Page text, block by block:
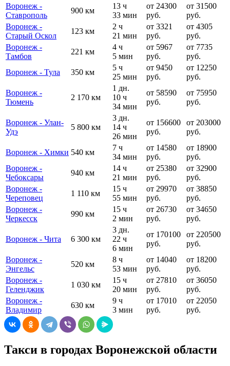
Воронеж -
Ставрополь
900 км
13 ч
33 мин
от 24300
руб.
от 31500
руб.
Воронеж -
Старый Оскол
123 км
2 ч
21 мин
от 3321
руб.
от 4305
руб.
Воронеж -
Тамбов
221 км
4 ч
5 мин
от 5967
руб.
от 7735
руб.
Воронеж - Тула
350 км
5 ч
25 мин
от 9450
руб.
от 12250
руб.
Воронеж -
Тюмень
2 170 км
1 дн.
10 ч
34 мин
от 58590
руб.
от 75950
руб.
Воронеж - Улан-
Удэ
5 800 км
3 дн.
14 ч
26 мин
от 156600
руб.
от 203000
руб.
Воронеж - Химки 540 км
7 ч
34 мин
от 14580
руб.
от 18900
руб.
Воронеж -
Чебоксары
940 км
14 ч
21 мин
от 25380
руб.
от 32900
руб.
Воронеж -
Череповец
1 110 км
15 ч
55 мин
от 29970
руб.
от 38850
руб.
Воронеж -
Черкесск
990 км
15 ч
2 мин
от 26730
руб.
от 34650
руб.
Воронеж - Чита 6 300 км
3 дн.
22 ч
6 мин
от 170100
руб.
от 220500
руб.
Воронеж -
Энгельс
520 км
8 ч
53 мин
от 14040
руб.
от 18200
руб.
Воронеж -
Геленджик
1 030 км
15 ч
20 мин
от 27810
руб.
от 36050
руб.
Воронеж -
Владимир
630 км
9 ч
3 мин
от 17010
руб.
от 22050
руб.
Такси в городах Воронежской области